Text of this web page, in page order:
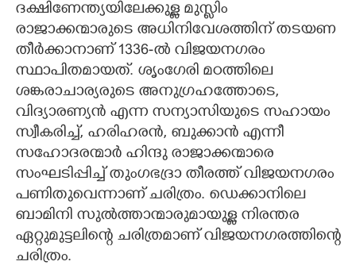
ദക്ഷിണേന്ത്യയിലേക്കുള്ള മുസ്ലിം
രാജാക്കന്മാരുടെ അധിനിവേശത്തിന് തടയണ
തീർക്കാനാണ് 1336-ൽ വിജയനഗരം
സ്ഥാപിതമായത്. ശൃംഗേരി മഠത്തിലെ
ശങ്കരാചാര്യരുടെ അനുഗ്രഹത്തോടെ,​
വിദ്യാരണ്യൻ എന്ന സന്യാസിയുടെ സഹായം
സ്വീകരിച്ച്,​ ഹരിഹരൻ, ബുക്കാൻ എന്നീ
സഹോദരന്മാർ ഹിന്ദു രാജാക്കന്മാരെ
സംഘടിപ്പിച്ച് തുംഗഭദ്രാ തീരത്ത് വിജയനഗരം
പണിതുവെന്നാണ് ചരിത്രം. ഡെക്കാനിലെ
ബാമിനി സുൽത്താന്മാരുമായുള്ള നിരന്തര
ഏറ്റുമുട്ടലിന്റെ ചരിത്രമാണ് വിജയനഗരത്തിന്റെ
ചരിത്രം.